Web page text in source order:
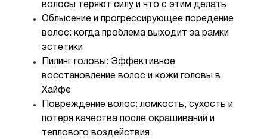
волосы теряют силу и что с этим делать
Облысение и прогрессирующее поредение
волос: когда проблема выходит за рамки
эстетики
Пилинг головы: Эффективное
восстановление волос и кожи головы в
Хайфе
Повреждение волос: ломкость, сухость и
потеря качества после окрашиваний и
теплового воздействия